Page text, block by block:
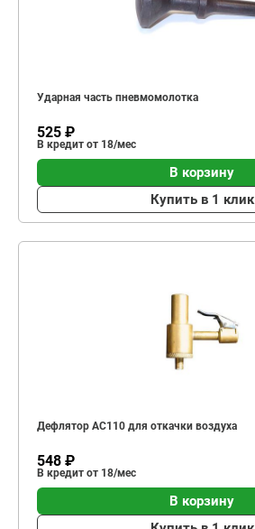
Ударная часть пневмомолотка
525 ₽
В кредит от 18/мес
В корзину
Купить в 1 клик
Дефлятор AC110 для откачки воздуха
548 ₽
В кредит от 18/мес
В корзину